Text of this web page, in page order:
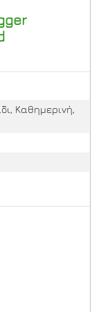
Καθημερινή,